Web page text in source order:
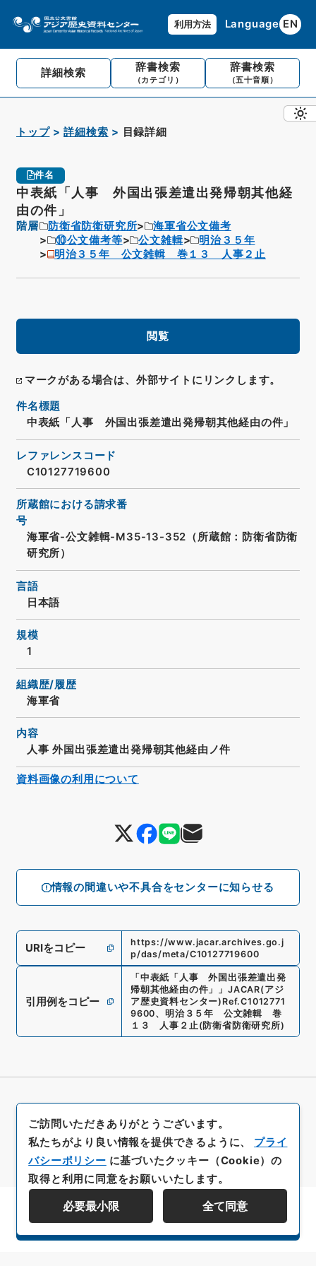
利用方法 Language EN
詳細検索 辞書検索
（カテゴリ）
辞書検索
（五十音順）
トップ 詳細検索 目録詳細
件名
中表紙「人事 外国出張差遣出発帰朝其他経
由の件」
階層 防衛省防衛研究所
海軍省公文備考
⑩公文備考等
公文雑輯
明治３５年
明治３５年 公文雑輯 巻１３ 人事２止
閲覧
マークがある場合は、外部サイトにリンクします。
情報の間違いや不具合をセンターに知らせる
件名標題
中表紙「人事 外国出張差遣出発帰朝其他経由の件」
レファレンスコード
C10127719600
所蔵館における請求番
号
海軍省-公文雑輯-M35-13-352（所蔵館：防衛省防衛
研究所）
言語
日本語
規模
1
組織歴/履歴
海軍省
内容
人事 外国出張差遣出発帰朝其他経由ノ件
URIをコピー
https://www.jacar.archives.go.j
p/das/meta/C10127719600
引用例をコピー
「 中表紙「人事 外国出張差遣出発
帰朝其他経由の件」
」 JACAR(アジ
ア歴史資料センター) Ref.C1012771
9600、 明治３５年 公文雑輯 巻
１３ 人事２止(防衛省防衛研究所)
資料画像の利用について
資料群階層を表示する
ご訪問いただきありがとうございます。
私たちがより良い情報を提供できるように、 プライ
バシーポリシー に基づいたクッキー（Cookie）の
取得と利用に同意をお願いいたします。
必要最小限 全て同意